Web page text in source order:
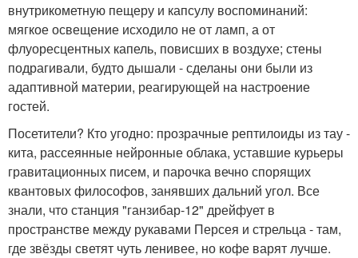
внутрикометную пещеру и капсулу воспоминаний:
мягкое освещение исходило не от ламп, а от
флуоресцентных капель, повисших в воздухе; стены
подрагивали, будто дышали - сделаны они были из
адаптивной материи, реагирующей на настроение
гостей.
Посетители? Кто угодно: прозрачные рептилоиды из тау -
кита, рассеянные нейронные облака, уставшие курьеры
гравитационных писем, и парочка вечно спорящих
квантовых философов, занявших дальний угол. Все
знали, что станция "ганзибар-12" дрейфует в
пространстве между рукавами Персея и стрельца - там,
где звёзды светят чуть ленивее, но кофе варят лучше.